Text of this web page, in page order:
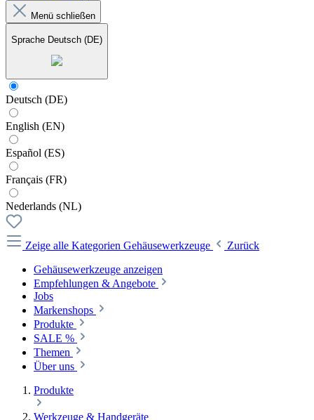
Menü schließen
Sprache Deutsch (DE)
Deutsch (DE)
English (EN)
Español (ES)
Français (FR)
Nederlands (NL)
Zeige alle Kategorien Gehäusewerkzeuge
Zurück
Gehäusewerkzeuge anzeigen
Empfehlungen & Angebote
Jobs
Markenshops
Produkte
SALE %
Themen
Über uns
Produkte
Werkzeuge & Handgeräte